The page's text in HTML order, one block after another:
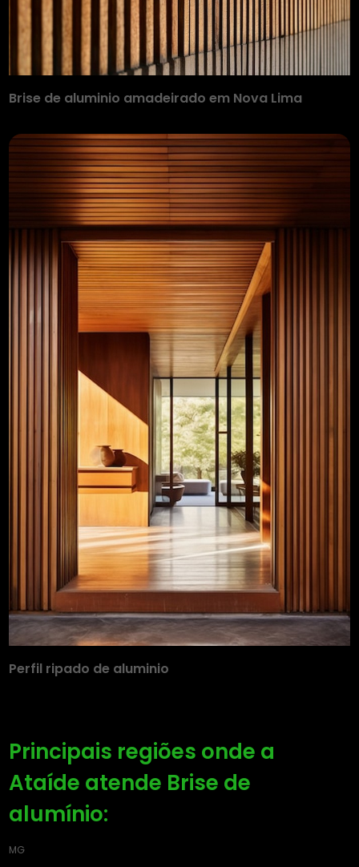
Brise de aluminio amadeirado em Nova Lima
Perfil ripado de aluminio
Principais regiões onde a
Ataíde atende Brise de
alumínio:
MG